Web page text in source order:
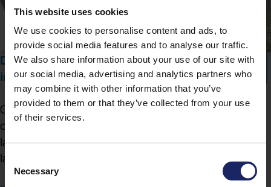
This website uses cookies
We use cookies to personalise content and ads, to
provide social media features and to analyse our traffic.
We also share information about your use of our site with
our social media, advertising and analytics partners who
may combine it with other information that you’ve
provided to them or that they’ve collected from your use
of their services.
Consent
Selection
Necessary
Dott. Stefano Daina - Odontoiatra Specialista
in Chirurgia Odontostomatologica
Oggi parleremo di ortodonzia ed estetica, e per
questo argomento ho il piacere di presentarvi e
lasciare la parola alla Dottoressa Paola Daina. A te
la parola.